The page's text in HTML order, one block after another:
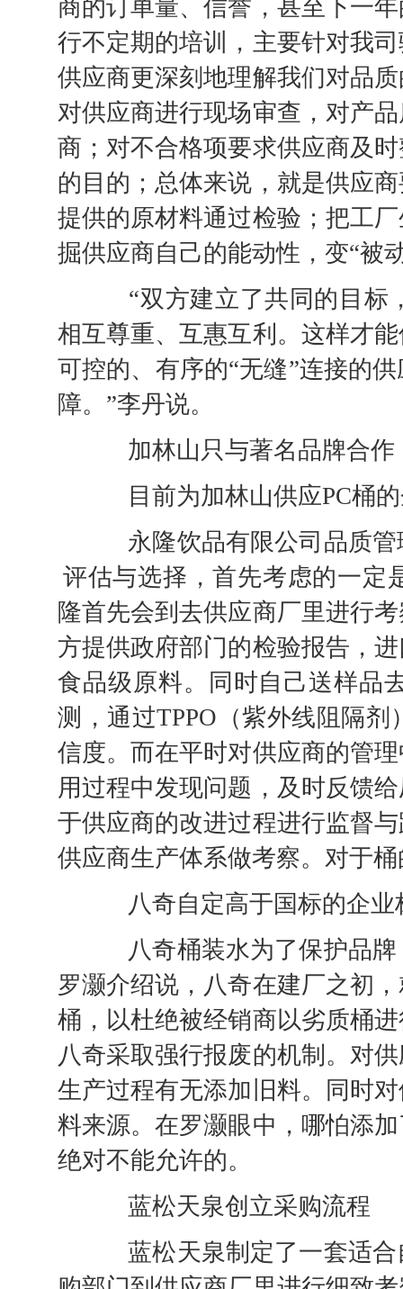
商的订单量、信誉，甚至下一
行不定期的培训，主要针对我
供应商更深刻地理解我们对品
对供应商进行现场审查，对产
商；对不合格项要求供应商及
的目的；总体来说，就是供应
提供的原材料通过检验；把工
掘供应商自己的能动性，变“被
“双方建立了共同的目标
相互尊重、互惠互利。这样才
可控的、有序的“无缝”连接的
障。”李丹说。
加林山只与著名品牌合作
目前为加林山供应PC桶的
永隆饮品有限公司品质管
评估与选择，首先考虑的一定
隆首先会到去供应商厂里进行
方提供政府部门的检验报告，
食品级原料。同时自己送样品
测，通过TPPO（紫外线阻隔
信度。而在平时对供应商的管
用过程中发现问题，及时反馈
于供应商的改进过程进行监督
供应商生产体系做考察。对于
八奇自定高于国标的企业
八奇桶装水为了保护品牌
罗灏介绍说，八奇在建厂之初
桶，以杜绝被经销商以劣质桶
八奇采取强行报废的机制。对
生产过程有无添加旧料。同时
料来源。在罗灏眼中，哪怕添
绝对不能允许的。
蓝松天泉创立采购流程
蓝松天泉制定了一套适合